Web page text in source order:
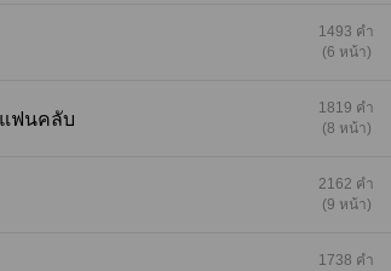
1493 คำ
(6 หน้า)
แฟนคลับ
1819 คำ
(8 หน้า)
2162 คำ
(9 หน้า)
1738 คำ